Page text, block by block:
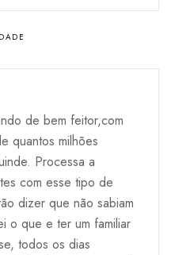
de bem feitor,com
quantos milhões
Processa a
com esse tipo de
dizer que não sabiam
o que e ter um familiar
todos os dias